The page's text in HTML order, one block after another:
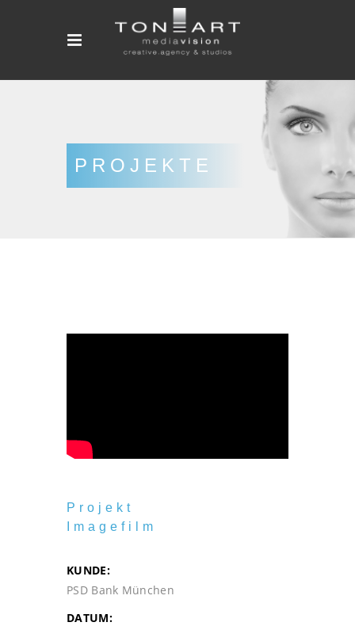
PROJEKTE
Projekt
Imagefilm
KUNDE:
PSD Bank München
DATUM: